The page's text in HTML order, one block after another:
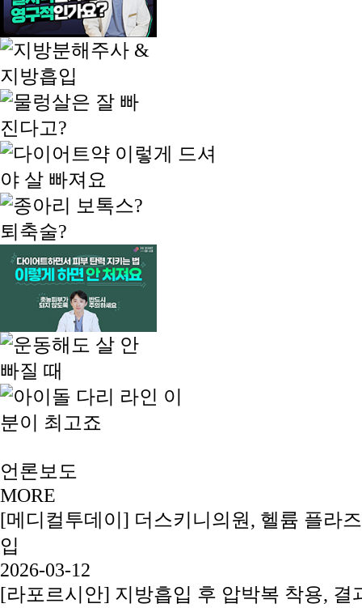
언론보도
MORE
[메디컬투데이] 더스키니의원, 헬륨 플라
입
2026-03-12
[라포르시안] 지방흡입 후 압박복 착용, 결